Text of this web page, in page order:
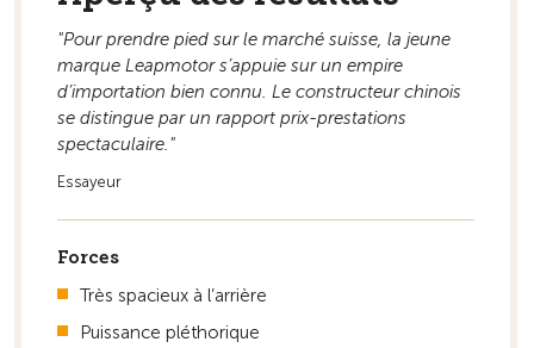
Vers la vue d'ensemble
"Pour prendre pied sur le marché suisse, la jeune
marque Leapmotor s’appuie sur un empire
d’importation bien connu. Le constructeur chinois
se distingue par un rapport prix-prestations
spectaculaire."
Essayeur
Forces
Très spacieux à l’arrière
Puissance pléthorique